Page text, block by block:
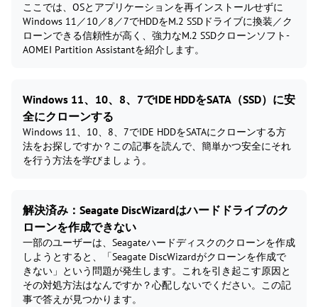
ここでは、OSとアプリケーションを再インストールせずに
Windows 11／10／8／7でHDDをM.2 SSDドライブに換装／ク
ローンできる信頼性が高く、強力なM.2 SSDクローンソフト-
AOMEI Partition Assistantを紹介します。
Windows 11、10、8、7でIDE HDDをSATA（SSD）に安
全にクローンする
Windows 11、10、8、7でIDE HDDをSATAにクローンする方
法をお探しですか？この記事を読んで、簡単かつ安全にそれ
を行う方法を学びましょう。
解決済み：Seagate DiscWizardはハードドライブのク
ローンを作成できない
一部のユーザーは、Seagateハードディスクのクローンを作成
しようとすると、「Seagate DiscWizardがクローンを作成で
きない」という問題が発生します。これを引き起こす原因と
その対処方法はなんですか？心配しないでください。この記
事で答えが見つかります。